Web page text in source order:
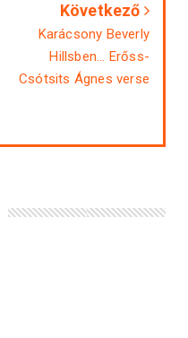
Következő
Karácsony Beverly
Hillsben... Erőss-
Csótsits Ágnes verse